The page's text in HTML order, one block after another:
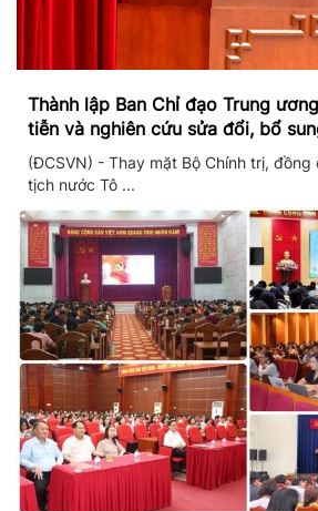
Thành lập Ban Chỉ đạo Trung
tiễn và nghiên cứu sửa đổi, bổ
(ĐCSVN) - Thay mặt Bộ Chính trị, đồng
tịch nước Tô ...